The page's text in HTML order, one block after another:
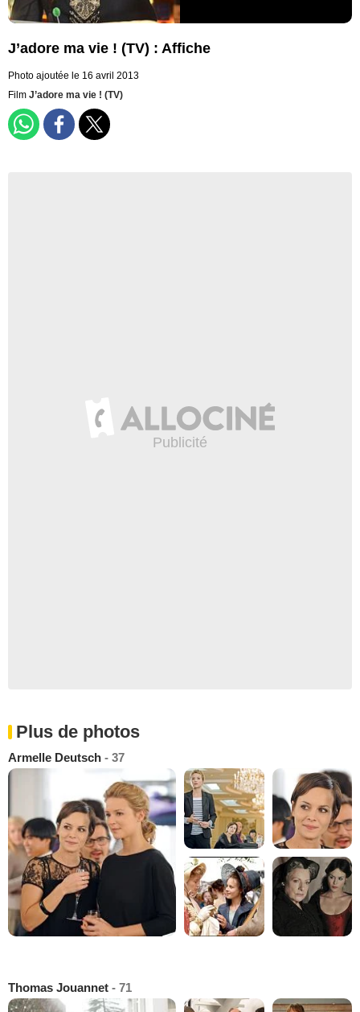
J’adore ma vie ! (TV) : Affiche
Photo ajoutée le 16 avril 2013
Film J’adore ma vie ! (TV)
Plus de photos
Armelle Deutsch - 37
Thomas Jouannet - 71